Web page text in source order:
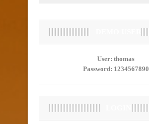
مشروع تعديل قانون الملكية العقارية
فريحات.. مبارك ومزيدا من التوفيق
User:thomas
Password: 1234567890